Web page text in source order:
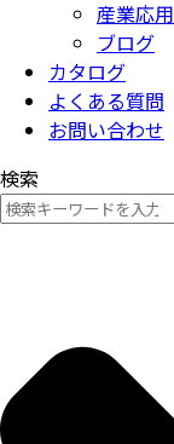
産業応用
ブログ
カタログ
よくある質問
お問い合わせ
検索